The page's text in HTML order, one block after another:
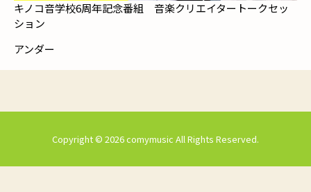
キノコ音学校6周年記念番組 音楽クリエイタートークセッ
ション
アンダー
Copyright © 2026 comymusic All Rights Reserved.